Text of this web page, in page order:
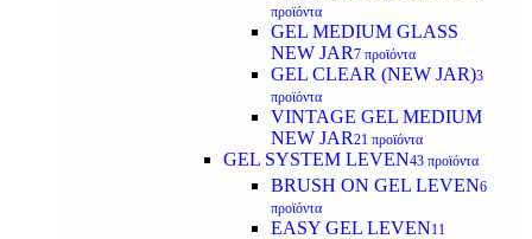
προϊόντα
GEL MEDIUM GLASS
NEW JAR7 προϊόντα
GEL CLEAR (NEW JAR)3
προϊόντα
VINTAGE GEL MEDIUM
NEW JAR21 προϊόντα
GEL SYSTEM LEVEN43 προϊόντα
BRUSH ON GEL LEVEN6
προϊόντα
EASY GEL LEVEN11